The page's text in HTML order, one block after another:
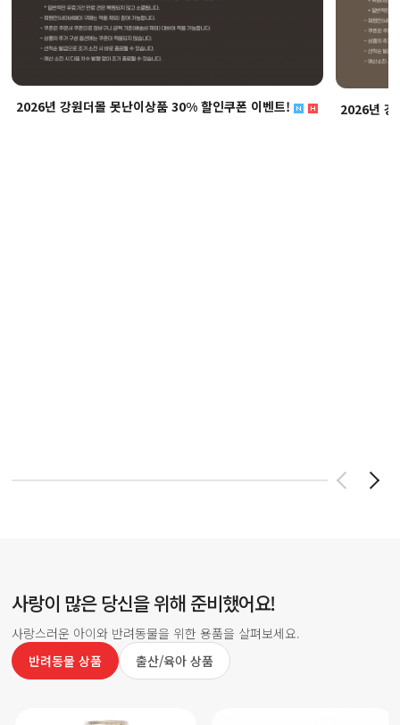
2026년 강원더몰 못난이상품 30% 할인쿠폰 이벤트! 2026년 강
사랑이 많은 당신을 위해 준비했어요!
사랑스러운 아이와 반려동물을 위한 용품을 살펴보세요.
반려동물 상품
출산/육아 상품